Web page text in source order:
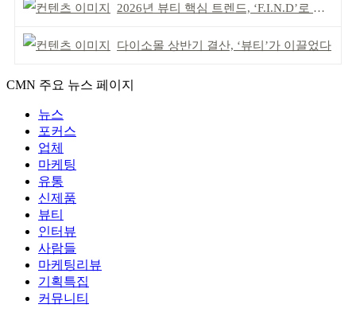
2026년 뷰티 핵심 트렌드, ‘F.I.N.D’로 읽는다
다이소몰 상반기 결산, ‘뷰티’가 이끌었다
CMN 주요 뉴스 페이지
뉴스
포커스
업체
마케팅
유통
신제품
뷰티
인터뷰
사람들
마케팅리뷰
기획특집
커뮤니티